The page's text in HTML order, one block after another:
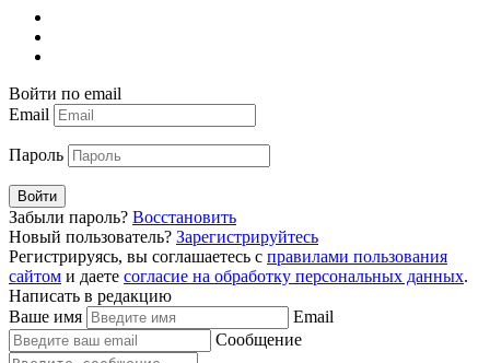
Войти по email
Email
Пароль
Войти
Забыли пароль? Восстановить
Новый пользователь? Зарегистрируйтесь
Регистрируясь, вы соглашаетесь с правилами пользования
сайтом и даете согласие на обработку персональных данных.
Написать в редакцию
Ваше имя
Email
Сообщение